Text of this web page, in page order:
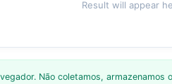
Result will appear
Não coletamos, armazenamos